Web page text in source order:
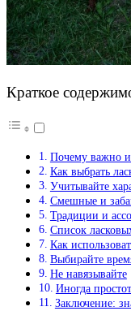
Краткое
Почему важно
Как выбрать
Учитывайте
Смешные и
Традиции и
Список
Как
Выбирайте
Не навязывайте
Иногда
Заключение: